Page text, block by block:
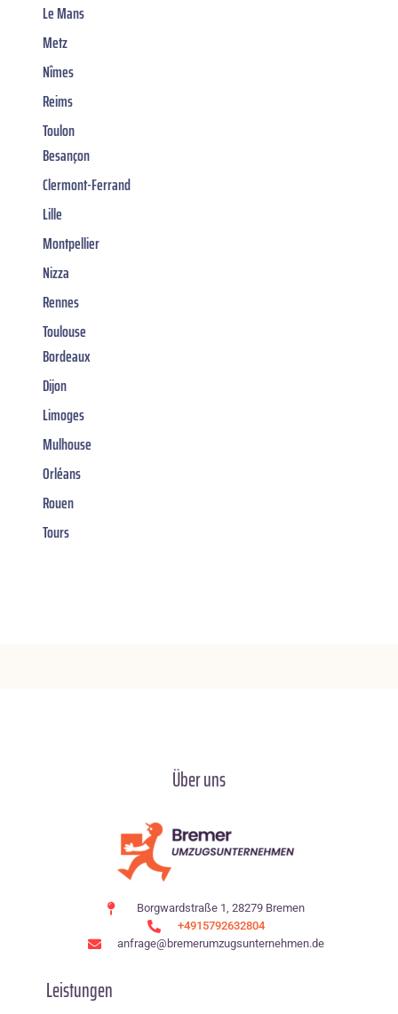
Le Mans
Metz
Nîmes
Reims
Toulon
Besançon
Clermont-Ferrand
Lille
Montpellier
Nizza
Rennes
Toulouse
Bordeaux
Dijon
Limoges
Mulhouse
Orléans
Rouen
Tours
Über uns
Borgwardstraße 1, 28279 Bremen
+4915792632804
anfrage@bremerumzugsunternehmen.de
Leistungen